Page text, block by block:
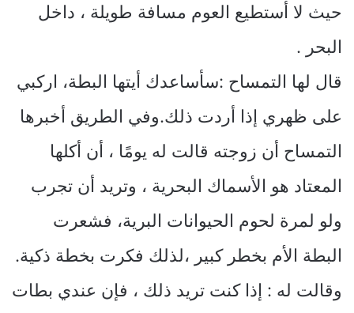
حيث لا أستطيع العوم مسافة طويلة ، داخل
البحر .
قال لها التمساح :سأساعدك أيتها البطة، اركبي
على ظهري إذا أردت ذلك.وفي الطريق أخبرها
التمساح أن زوجته قالت له يومًا ، أن أكلها
المعتاد هو الأسماك البحرية ، وتريد أن تجرب
ولو لمرة لحوم الحيوانات البرية، فشعرت
البطة الأم بخطر كبير ،لذلك فكرت بخطة ذكية.
وقالت له : إذا كنت تريد ذلك ، فإن عندي بطات